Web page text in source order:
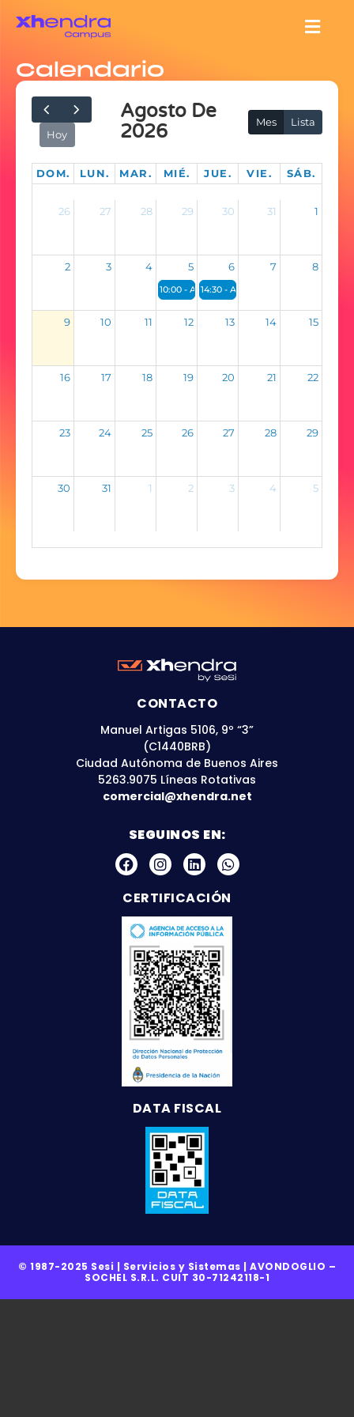
Calendario
Hoy
Agosto De
2026
Mes Lista
DOM. LUN. MAR. MIÉ. JUE. VIE. SÁB.
26 27 28 29 30 31 1
2 3 4 5
10:00 - ADEUDADAS NUEVA PANTALLA
6
14:30 - ADEUDADAS NUEVA
7 8
9 10 11 12 13 14 15
16 17 18 19 20 21 22
23 24 25 26 27 28 29
30 31 1 2 3 4 5
CONTACTO
Manuel Artigas 5106, 9º “3”
(C1440BRB)
Ciudad Autónoma de Buenos Aires
5263.9075 Líneas Rotativas
comercial@xhendra.net
SEGUINOS EN:
CERTIFICACIÓN
DATA FISCAL
© 1987-2025 Sesi | Servicios y Sistemas | AVONDOGLIO –
SOCHEL S.R.L. CUIT 30-71242118-1